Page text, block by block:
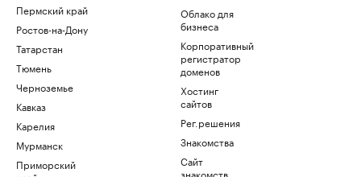
Пермский край
Ростов-на-Дону
Татарстан
Тюмень
Черноземье
Кавказ
Карелия
Мурманск
Приморский
Облако для
бизнеса
Корпоративный
регистратор
доменов
Хостинг
сайтов
Рег.решения
Знакомства
Сайт
знакомств